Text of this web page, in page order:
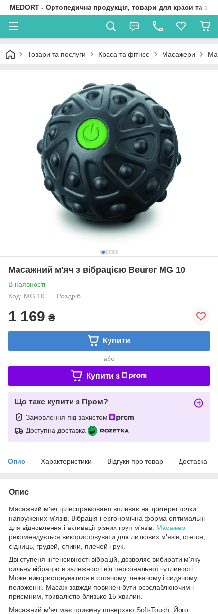
MEDORT - Ортопедична продукція, товари для краси та
Товари та послуги Краса та фітнес Масажери
Масажний м'яч з вібрацією Beurer MG 10
В наявності
Код: MG 10
Роздріб
1 169 ₴
Купити
або
Купити з
Що таке купити з Пром?
Замовлення під захистом
Доступна доставка
Опис Характеристики Відгуки про товар Доставка
Опис
Масажний м'яч цілеспрямовано впливає на тригерні точки
напружених м'язів. Вібрація і ергономічна форма оптимальні
для відновлення і активації різних груп м'язів. Масажер
рекомендується використовувати для литкових м'язів, стегон,
сідниць, грудей, спини, плечей і рук.
Дві ступеня інтенсивності вібрацій, дозволяє вибирати м'яку
сильну вібрацію в залежності від персональної чутливості.
Може використовуватися в стоячому, лежачому і сидячому
положенні. Масаж завжди повинен бути розслаблюючим і
приємним, тривалістю близько 15 хвилин.
Масажний м'яч має приємну поверхню Soft-Touch. Його